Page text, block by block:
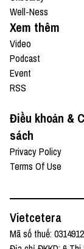
Well-Ness
Xem thêm
Video
Podcast
Event
RSS
Điều khoản &
sách
Privacy Policy
Terms Of Use
Vietcetera
Mã số thuế: